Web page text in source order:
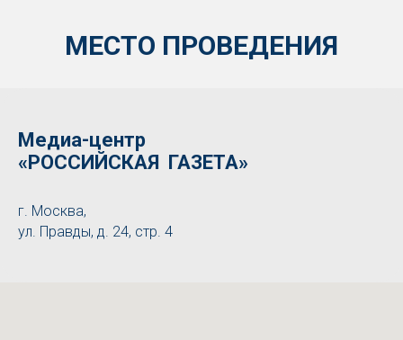
МЕСТО ПРОВЕДЕНИЯ
Медиа-центр
«РОССИЙСКАЯ ГАЗЕТА»
г. Москва,
ул. Правды, д. 24, стр. 4